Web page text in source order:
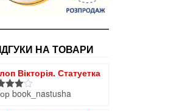
НА ТОВАРИ
Вікторія. Статуетка
book_nastusha